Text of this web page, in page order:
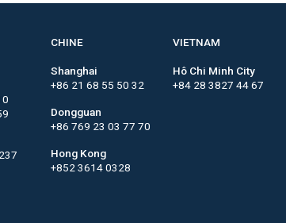
CHINE
Shanghai
+86 21 68 55 50 32
Dongguan
+86 769 23 03 77 70
Hong Kong
+852 3614 0328
VIETNAM
Hô Chi Minh City
+84 28 3827 44 67